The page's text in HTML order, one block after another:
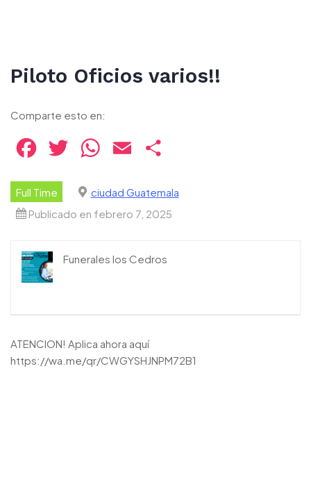
Piloto Oficios varios!!
Comparte esto en:
Facebook
Twitter WhatsApp
Email
Full Time
ciudad Guatemala
Publicado en febrero 7, 2025
Funerales los Cedros
ATENCION! Aplica ahora aquí
https://wa.me/qr/CWGYSHJNPM72B1